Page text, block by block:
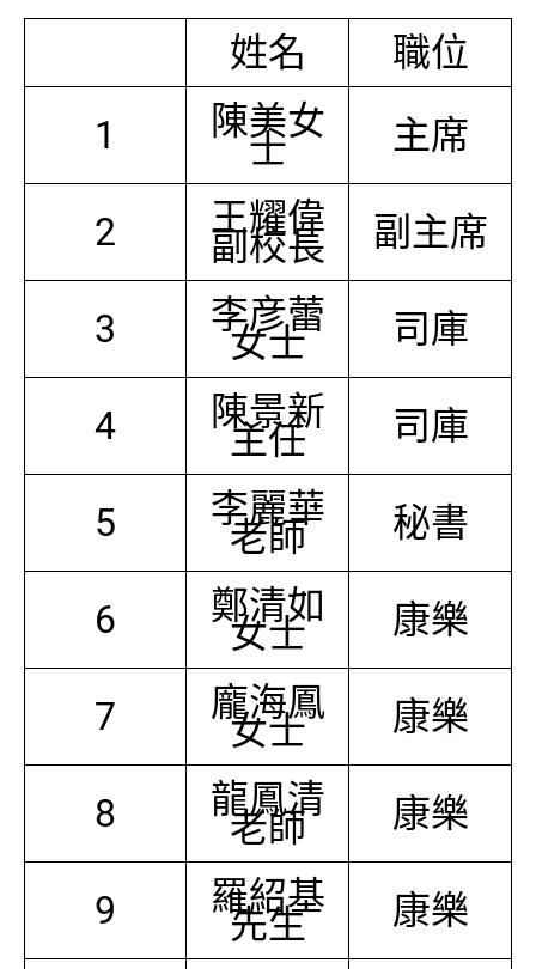
姓名
職位
1
陳美女
士 主席
2 王耀偉
副校長 副主席
3 李彦蕾
女士 司庫
4 陳景新
主任 司庫
5 李麗華
老師 秘書
6 鄭清如
女士 康樂
7 龐海鳳
女士 康樂
8 龍鳳清
老師 康樂
9 羅紹基
先生 康樂